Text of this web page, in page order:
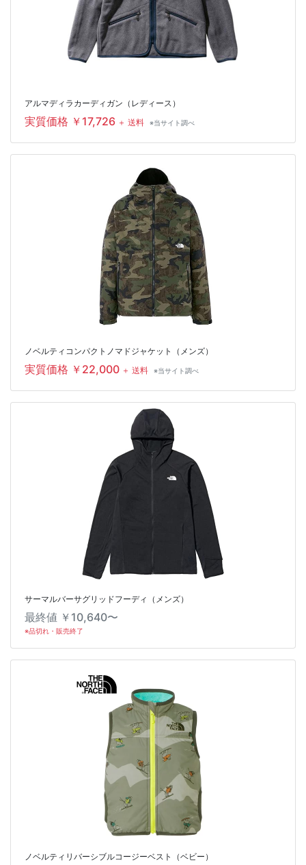
アルマディラカーディガン（レディース）
実質価格 ￥17,726 ＋ 送料 ※当サイト調べ
ノベルティコンパクトノマドジャケット（メンズ）
実質価格 ￥22,000 ＋ 送料 ※当サイト調べ
サーマルバーサグリッドフーディ（メンズ）
最終値 ￥10,640〜
※品切れ・販売終了
ノベルティリバーシブルコージーベスト（ベビー）